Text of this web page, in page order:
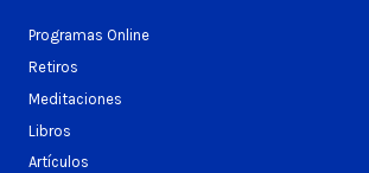
Programas Online
Retiros
Meditaciones
Libros
Artículos